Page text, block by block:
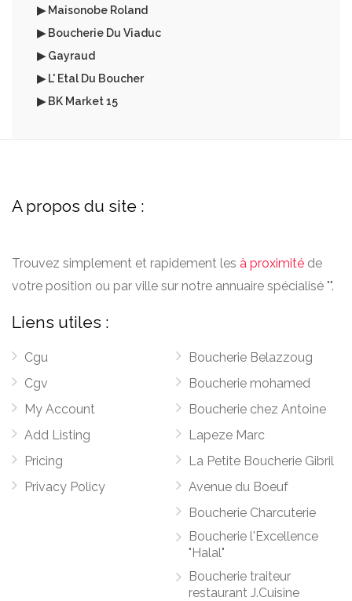
▶ Maisonobe Roland
▶ Boucherie Du Viaduc
▶ Gayraud
▶ L' Etal Du Boucher
▶ BK Market 15
A propos du site :
Trouvez simplement et rapidement les à proximité de
votre position ou par ville sur notre annuaire spécialisé "".
Liens utiles :
Cgu
Cgv
My Account
Add Listing
Pricing
Privacy Policy
Boucherie Belazzoug
Boucherie mohamed
Boucherie chez Antoine
Lapeze Marc
La Petite Boucherie Gibril
Avenue du Boeuf
Boucherie Charcuterie
Boucherie l'Excellence
"Halal"
Boucherie traiteur
restaurant J.Cuisine